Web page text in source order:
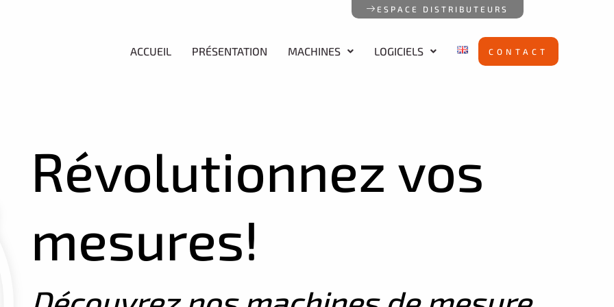
ACCUEIL PRÉSENTATION MACHINES LOGICIELS CONTACT
ESPACE DISTRIBUTEURS
Révolutionnez vos
mesures!